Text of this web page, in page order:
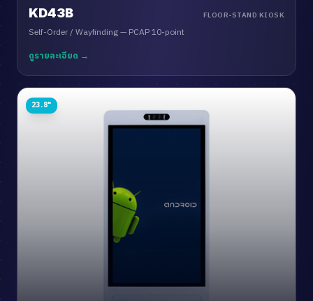
KD43B FLOOR-STAND KIOSK
Self-Order / Wayfinding — PCAP 10-point
ดูรายละเอียด →
23.8"